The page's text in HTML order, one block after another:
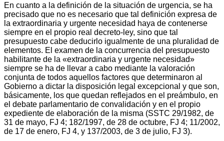
En cuanto a la definición de la situación de urgencia, se ha
precisado que no es necesario que tal definición expresa de
la extraordinaria y urgente necesidad haya de contenerse
siempre en el propio real decreto-ley, sino que tal
presupuesto cabe deducirlo igualmente de una pluralidad de
elementos. El examen de la concurrencia del presupuesto
habilitante de la «extraordinaria y urgente necesidad»
siempre se ha de llevar a cabo mediante la valoración
conjunta de todos aquellos factores que determinaron al
Gobierno a dictar la disposición legal excepcional y que son,
básicamente, los que quedan reflejados en el preámbulo, en
el debate parlamentario de convalidación y en el propio
expediente de elaboración de la misma (SSTC 29/1982, de
31 de mayo, FJ 4; 182/1997, de 28 de octubre, FJ 4; 11/2002,
de 17 de enero, FJ 4, y 137/2003, de 3 de julio, FJ 3).